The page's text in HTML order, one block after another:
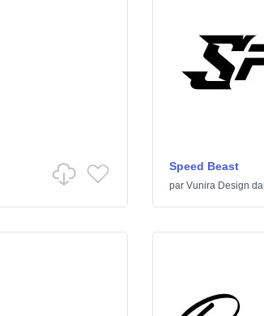
Speed Beast
par Vunira Design